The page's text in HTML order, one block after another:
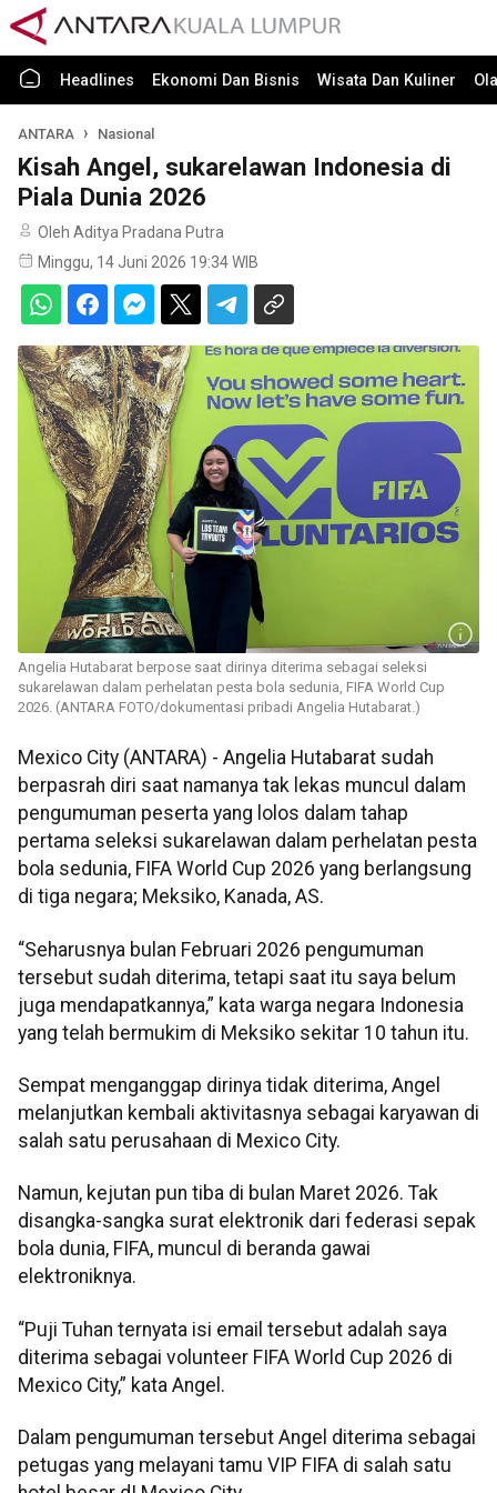
Headlines Ekonomi Dan Bisnis Wisata Dan Kuliner
ANTARA Nasional
Kisah Angel, sukarelawan Indonesia di
Piala Dunia 2026
Oleh Aditya Pradana Putra
Minggu, 14 Juni 2026 19:34 WIB
Angelia Hutabarat berpose saat dirinya diterima sebagai seleksi
sukarelawan dalam perhelatan pesta bola sedunia, FIFA World Cup
2026. (ANTARA FOTO/dokumentasi pribadi Angelia Hutabarat.)
Mexico City (ANTARA) - Angelia Hutabarat sudah
berpasrah diri saat namanya tak lekas muncul dalam
pengumuman peserta yang lolos dalam tahap
pertama seleksi sukarelawan dalam perhelatan pesta
bola sedunia, FIFA World Cup 2026 yang berlangsung
di tiga negara; Meksiko, Kanada, AS.
“Seharusnya bulan Februari 2026 pengumuman
tersebut sudah diterima, tetapi saat itu saya belum
juga mendapatkannya,” kata warga negara Indonesia
yang telah bermukim di Meksiko sekitar 10 tahun itu.
Sempat menganggap dirinya tidak diterima, Angel
melanjutkan kembali aktivitasnya sebagai karyawan di
salah satu perusahaan di Mexico City.
Namun, kejutan pun tiba di bulan Maret 2026. Tak
disangka-sangka surat elektronik dari federasi sepak
bola dunia, FIFA, muncul di beranda gawai
elektroniknya.
“Puji Tuhan ternyata isi email tersebut adalah saya
diterima sebagai volunteer FIFA World Cup 2026 di
Mexico City,” kata Angel.
Dalam pengumuman tersebut Angel diterima sebagai
petugas yang melayani tamu VIP FIFA di salah satu